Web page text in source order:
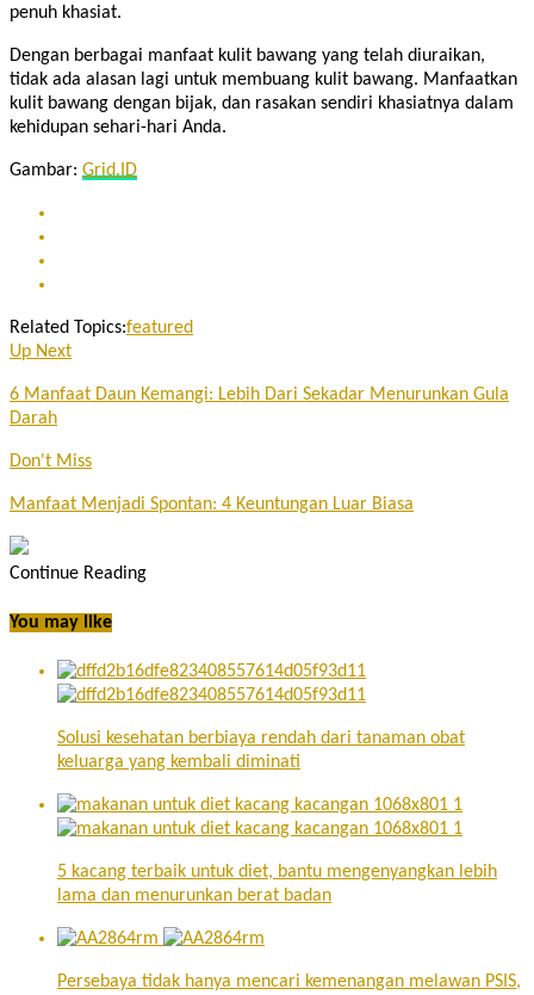
penuh khasiat.
Dengan berbagai manfaat kulit bawang yang telah diuraikan,
tidak ada alasan lagi untuk membuang kulit bawang. Manfaatkan
kulit bawang dengan bijak, dan rasakan sendiri khasiatnya dalam
kehidupan sehari-hari Anda.
Gambar: Grid.ID
Related Topics:featured
Up Next
6 Manfaat Daun Kemangi: Lebih Dari Sekadar Menurunkan Gula
Darah
Don't Miss
Manfaat Menjadi Spontan: 4 Keuntungan Luar Biasa
Continue Reading
You may like
Solusi kesehatan berbiaya rendah dari tanaman obat
keluarga yang kembali diminati
5 kacang terbaik untuk diet, bantu mengenyangkan lebih
lama dan menurunkan berat badan
Persebaya tidak hanya mencari kemenangan melawan PSIS,